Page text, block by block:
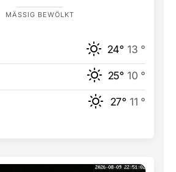
MÄSSIG BEWÖLKT
24° 13 °
25° 10 °
27° 11 °